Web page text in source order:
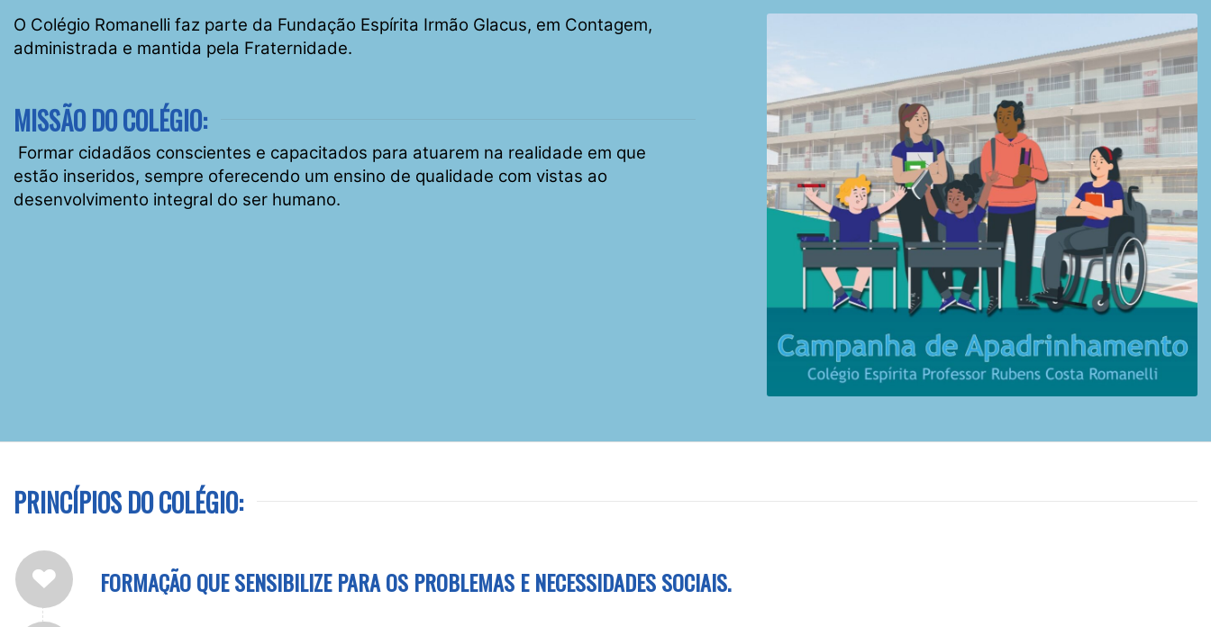
O Colégio Romanelli faz parte da Fundação Espírita Irmão Glacus, em Contagem,
administrada e mantida pela Fraternidade.
MISSÃO DO COLÉGIO:
Formar cidadãos conscientes e capacitados para atuarem na realidade em que
estão inseridos, sempre oferecendo um ensino de qualidade com vistas ao
desenvolvimento integral do ser humano.
PRINCÍPIOS DO COLÉGIO:
FORMAÇÃO QUE SENSIBILIZE PARA OS PROBLEMAS E NECESSIDADES SOCIAIS.